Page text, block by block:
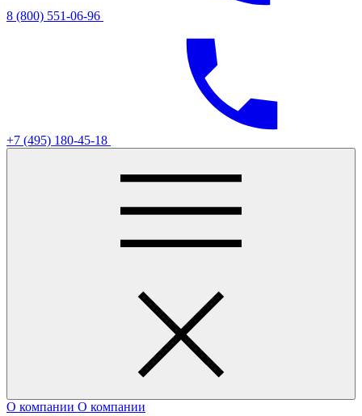
8 (800) 551-06-96
+7 (495) 180-45-18
О компании О компании